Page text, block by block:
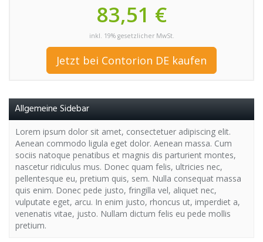
83,51 €
inkl. 19% gesetzlicher MwSt.
Jetzt bei Contorion DE kaufen
Allgemeine Sidebar
Lorem ipsum dolor sit amet, consectetuer adipiscing elit.
Aenean commodo ligula eget dolor. Aenean massa. Cum
sociis natoque penatibus et magnis dis parturient montes,
nascetur ridiculus mus. Donec quam felis, ultricies nec,
pellentesque eu, pretium quis, sem. Nulla consequat massa
quis enim. Donec pede justo, fringilla vel, aliquet nec,
vulputate eget, arcu. In enim justo, rhoncus ut, imperdiet a,
venenatis vitae, justo. Nullam dictum felis eu pede mollis
pretium.